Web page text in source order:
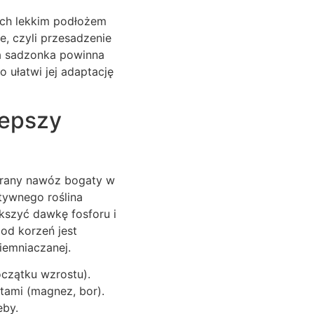
lekkim podłożem
czyli przesadzenie
powinna
ułatwi jej adaptację
nawóz bogaty w
roślina
dawkę fosforu i
korzeń jest
wzrostu).
(magnez, bor).